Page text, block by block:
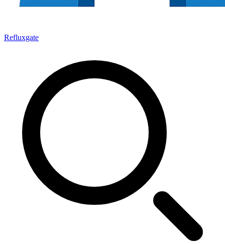
Refluxgate